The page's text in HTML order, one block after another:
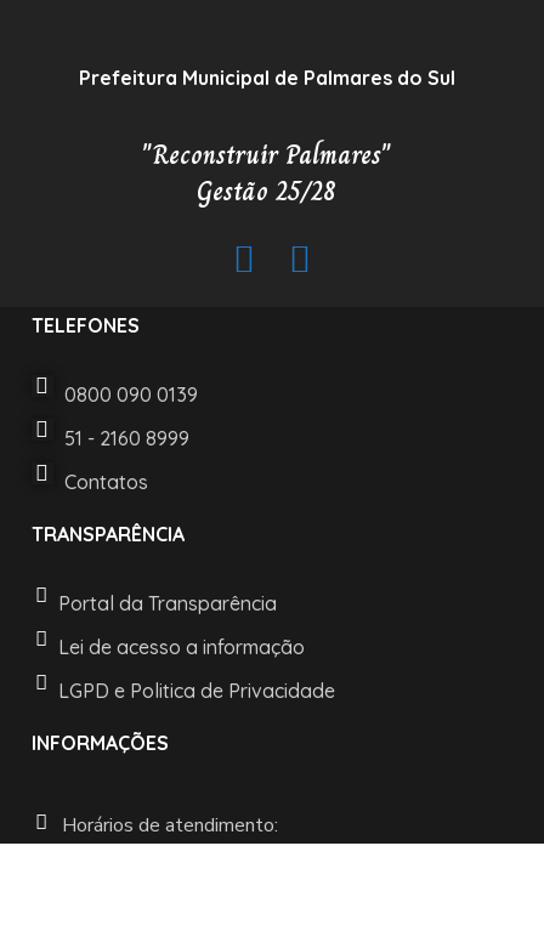
Prefeitura Municipal de Palmares do Sul
"Reconstruir Palmares"
Gestão 25/28
TELEFONES
0800 090 0139
51 - 2160 8999
Contatos
TRANSPARÊNCIA
Portal da Transparência
Lei de acesso a informação
LGPD e Politica de Privacidade
INFORMAÇÕES
Horários de atendimento: